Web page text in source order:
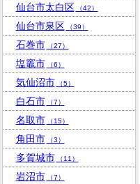
仙台市太白区 （42）
仙台市泉区 （39）
石巻市 （27）
塩竈市 （6）
気仙沼市 （5）
白石市 （7）
名取市 （15）
角田市 （3）
多賀城市 （11）
岩沼市 （7）